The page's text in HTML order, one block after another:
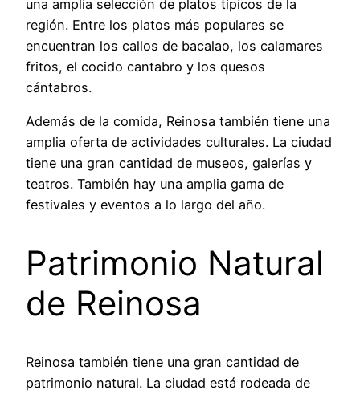
una amplia selección de platos típicos de la
región. Entre los platos más populares se
encuentran los callos de bacalao, los calamares
fritos, el cocido cantabro y los quesos
cántabros.
Además de la comida, Reinosa también tiene una
amplia oferta de actividades culturales. La ciudad
tiene una gran cantidad de museos, galerías y
teatros. También hay una amplia gama de
festivales y eventos a lo largo del año.
Patrimonio Natural
de Reinosa
Reinosa también tiene una gran cantidad de
patrimonio natural. La ciudad está rodeada de